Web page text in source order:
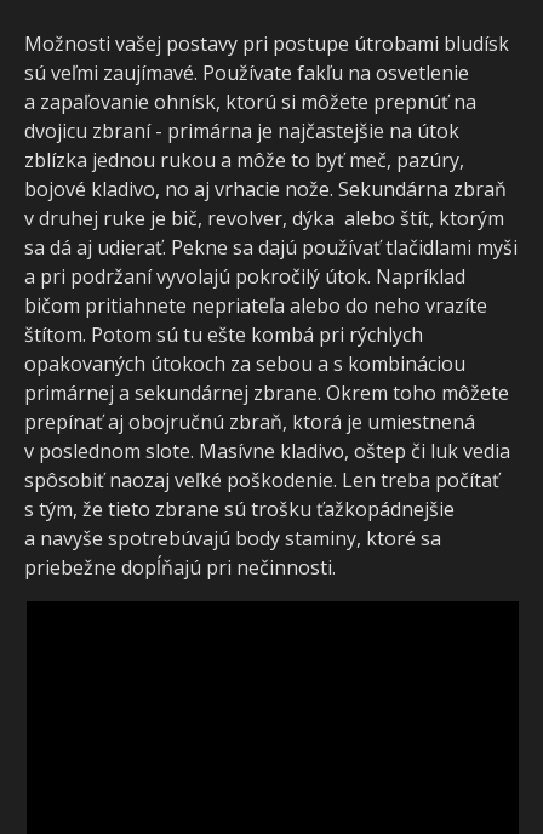
Možnosti vašej postavy pri postupe útrobami bludísk
sú veľmi zaujímavé. Používate fakľu na osvetlenie
a zapaľovanie ohnísk, ktorú si môžete prepnúť na
dvojicu zbraní - primárna je najčastejšie na útok
zblízka jednou rukou a môže to byť meč, pazúry,
bojové kladivo, no aj vrhacie nože. Sekundárna zbraň
v druhej ruke je bič, revolver, dýka alebo štít, ktorým
sa dá aj udierať. Pekne sa dajú používať tlačidlami myši
a pri podržaní vyvolajú pokročilý útok. Napríklad
bičom pritiahnete nepriateľa alebo do neho vrazíte
štítom. Potom sú tu ešte kombá pri rýchlych
opakovaných útokoch za sebou a s kombináciou
primárnej a sekundárnej zbrane. Okrem toho môžete
prepínať aj obojručnú zbraň, ktorá je umiestnená
v poslednom slote. Masívne kladivo, oštep či luk vedia
spôsobiť naozaj veľké poškodenie. Len treba počítať
s tým, že tieto zbrane sú trošku ťažkopádnejšie
a navyše spotrebúvajú body staminy, ktoré sa
priebežne dopĺňajú pri nečinnosti.